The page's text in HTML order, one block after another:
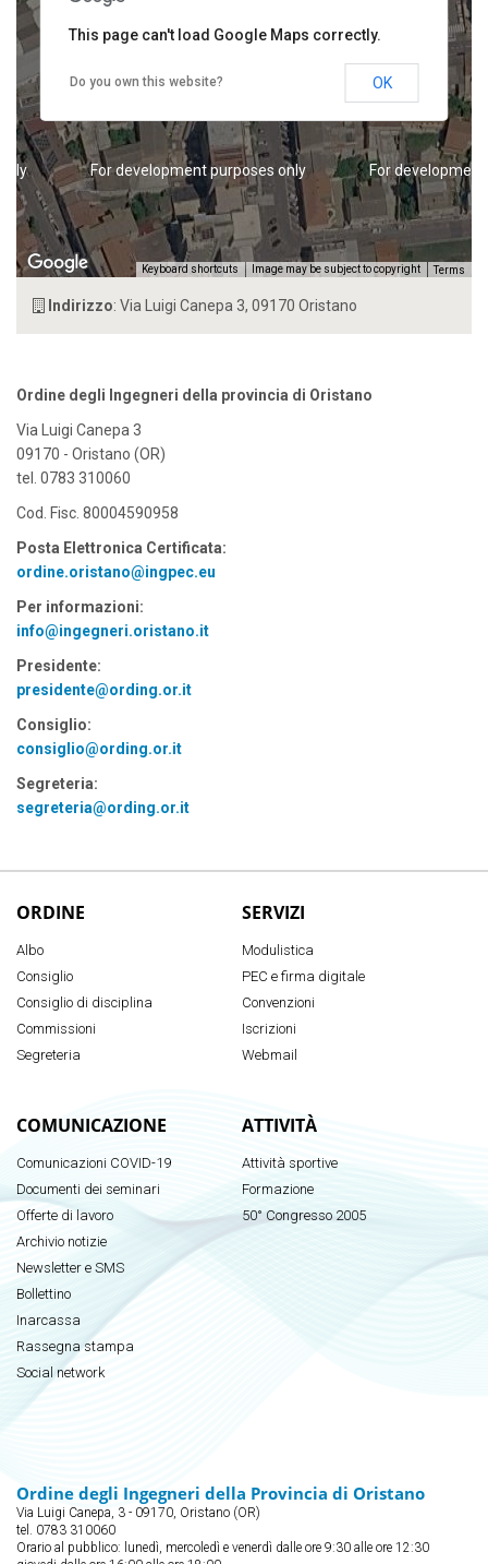
For development purposes only For
Keyboard shortcuts Image may be subject to copyright Terms
This page can't load Google Maps correctly.
Do you own this website? OK
Indirizzo: Via Luigi Canepa 3, 09170 Oristano
Ordine degli Ingegneri della provincia di Oristano
Via Luigi Canepa 3
09170 - Oristano (OR)
tel. 0783 310060
Cod. Fisc. 80004590958
Posta Elettronica Certificata:
ordine.oristano@ingpec.eu
Per informazioni:
info@ingegneri.oristano.it
Presidente:
presidente@ording.or.it
Consiglio:
consiglio@ording.or.it
Segreteria:
segreteria@ording.or.it
ORDINE
Albo
Consiglio
Consiglio di disciplina
Commissioni
Segreteria
SERVIZI
Modulistica
PEC e firma digitale
Convenzioni
Iscrizioni
Webmail
COMUNICAZIONE
Comunicazioni COVID-19
Documenti dei seminari
Offerte di lavoro
Archivio notizie
Newsletter e SMS
Bollettino
Inarcassa
Rassegna stampa
Social network
ATTIVITÀ
Attività sportive
Formazione
50° Congresso 2005
Ordine degli Ingegneri della Provincia di Oristano
Via Luigi Canepa, 3 - 09170, Oristano (OR)
tel. 0783 310060
Orario al pubblico: lunedì, mercoledì e venerdì dalle ore 9:30 alle ore 12:30